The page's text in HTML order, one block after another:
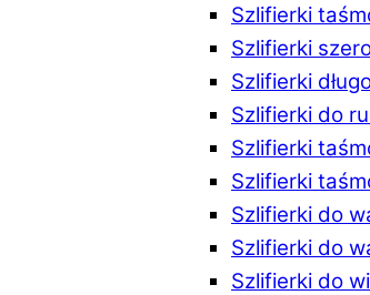
Szlifierki
Szlifierki
Szlifierki
Szlifierki do
Szlifierki
Szlifierki
Szlifierki do
Szlifierki do
Szlifierki do